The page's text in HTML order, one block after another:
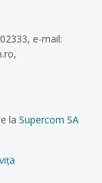
e-mail:
,
la Supercom SA